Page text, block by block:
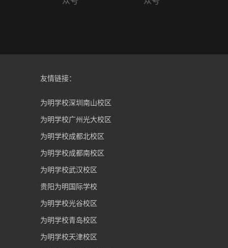
友情链接：
为明学校深圳南山校区
为明学校广州光大校区
为明学校成都北校区
为明学校成都南校区
为明学校武汉校区
贵阳为明国际学校
为明学校光谷校区
为明学校青岛校区
为明学校天津校区